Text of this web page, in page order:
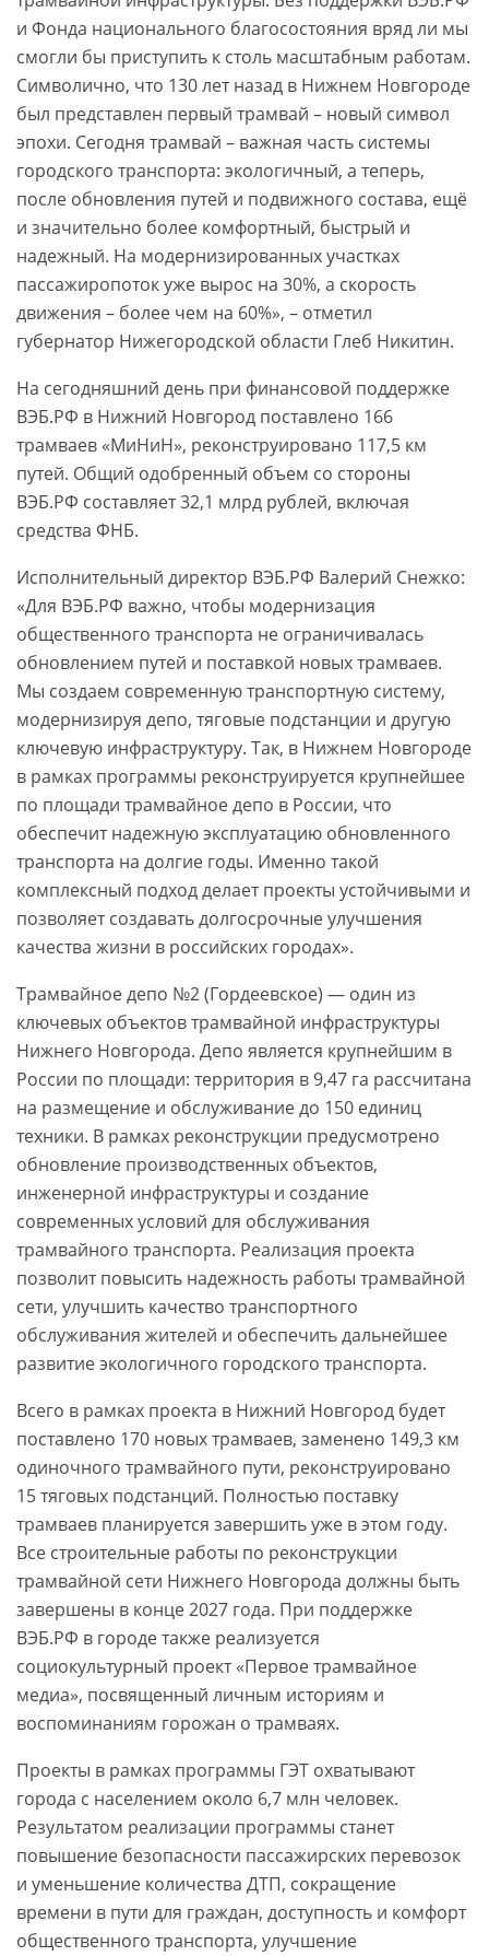
и Фонда национального благосостояния вряд ли мы
смогли бы приступить к столь масштабным работам.
Символично, что 130 лет назад в Нижнем Новгороде
был представлен первый трамвай – новый символ
эпохи. Сегодня трамвай – важная часть системы
городского транспорта: экологичный, а теперь,
после обновления путей и подвижного состава, ещё
и значительно более комфортный, быстрый и
надежный. На модернизированных участках
пассажиропоток уже вырос на 30%, а скорость
движения – более чем на 60%», – отметил
губернатор Нижегородской области Глеб Никитин.
На сегодняшний день при финансовой поддержке
ВЭБ.РФ в Нижний Новгород поставлено 166
трамваев «МиНиН», реконструировано 117,5 км
путей. Общий одобренный объем со стороны
ВЭБ.РФ составляет 32,1 млрд рублей, включая
средства ФНБ.
Исполнительный директор ВЭБ.РФ Валерий Снежко:
«Для ВЭБ.РФ важно, чтобы модернизация
общественного транспорта не ограничивалась
обновлением путей и поставкой новых трамваев.
Мы создаем современную транспортную систему,
модернизируя депо, тяговые подстанции и другую
ключевую инфраструктуру. Так, в Нижнем Новгороде
в рамках программы реконструируется крупнейшее
по площади трамвайное депо в России, что
обеспечит надежную эксплуатацию обновленного
транспорта на долгие годы. Именно такой
комплексный подход делает проекты устойчивыми и
позволяет создавать долгосрочные улучшения
качества жизни в российских городах».
Трамвайное депо №2 (Гордеевское) — один из
ключевых объектов трамвайной инфраструктуры
Нижнего Новгорода. Депо является крупнейшим в
России по площади: территория в 9,47 га рассчитана
на размещение и обслуживание до 150 единиц
техники. В рамках реконструкции предусмотрено
обновление производственных объектов,
инженерной инфраструктуры и создание
современных условий для обслуживания
трамвайного транспорта. Реализация проекта
позволит повысить надежность работы трамвайной
сети, улучшить качество транспортного
обслуживания жителей и обеспечить дальнейшее
развитие экологичного городского транспорта.
Всего в рамках проекта в Нижний Новгород будет
поставлено 170 новых трамваев, заменено 149,3 км
одиночного трамвайного пути, реконструировано
15 тяговых подстанций. Полностью поставку
трамваев планируется завершить уже в этом году.
Все строительные работы по реконструкции
трамвайной сети Нижнего Новгорода должны быть
завершены в конце 2027 года. При поддержке
ВЭБ.РФ в городе также реализуется
социокультурный проект «Первое трамвайное
медиа», посвященный личным историям и
воспоминаниям горожан о трамваях.
Проекты в рамках программы ГЭТ охватывают
города с населением около 6,7 млн человек.
Результатом реализации программы станет
повышение безопасности пассажирских перевозок
и уменьшение количества ДТП, сокращение
времени в пути для граждан, доступность и комфорт
общественного транспорта, улучшение